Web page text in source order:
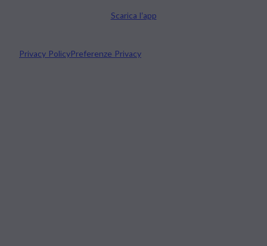
Scarica l’app
Privacy PolicyPreferenze Privacy